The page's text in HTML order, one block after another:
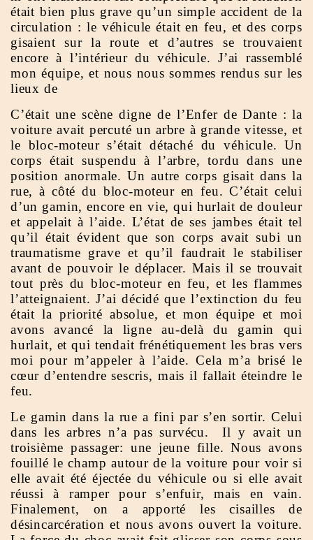
était bien plus grave qu’un simple accident de la
circulation : le véhicule était en feu, et des corps
gisaient sur la route et d’autres se trouvaient
encore à l’intérieur du véhicule. J’ai rassemblé
mon équipe, et nous nous sommes rendus sur les
lieux de
C’était une scène digne de l’Enfer de Dante : la
voiture avait percuté un arbre à grande vitesse, et
le bloc-moteur s’était détaché du véhicule. Un
corps était suspendu à l’arbre, tordu dans une
position anormale. Un autre corps gisait dans la
rue, à côté du bloc-moteur en feu. C’était celui
d’un gamin, encore en vie, qui hurlait de douleur
et appelait à l’aide. L’état de ses jambes était tel
qu’il était évident que son corps avait subi un
traumatisme grave et qu’il faudrait le stabiliser
avant de pouvoir le déplacer. Mais il se trouvait
tout près du bloc-moteur en feu, et les flammes
l’atteignaient. J’ai décidé que l’extinction du feu
était la priorité absolue, et mon équipe et moi
avons avancé la ligne au-delà du gamin qui
hurlait, et qui tendait frénétiquement les bras vers
moi pour m’appeler à l’aide. Cela m’a brisé le
cœur d’entendre sescris, mais il fallait éteindre le
feu.
Le gamin dans la rue a fini par s’en sortir. Celui
dans les arbres n’a pas survécu. Il y avait un
troisième passager: une jeune fille. Nous avons
fouillé le champ autour de la voiture pour voir si
elle avait été éjectée du véhicule ou si elle avait
réussi à ramper pour s’enfuir, mais en vain.
Finalement, on a apporté les cisailles de
désincarcération et nous avons ouvert la voiture.